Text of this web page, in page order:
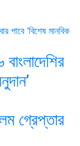
গ্রেপ্তার